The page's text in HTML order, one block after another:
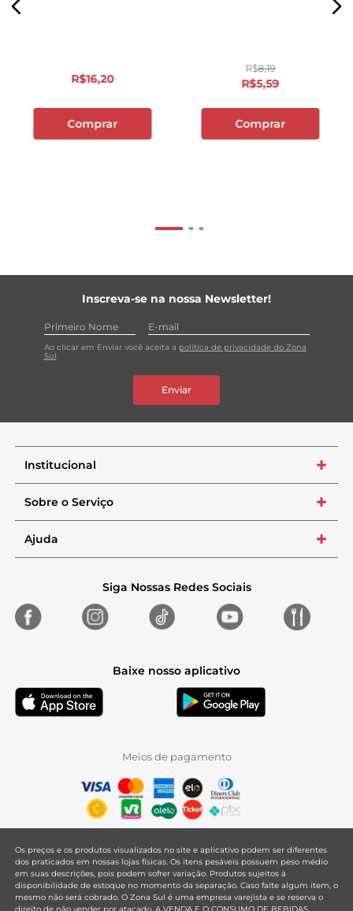
R$16,20
Comprar
R$8,19
R$5,59
Comprar
Inscreva-se na nossa Newsletter!
Ao clicar em Enviar você aceita a política de privacidade do Zona
Sul
Enviar
Institucional +
Sobre o Serviço +
Ajuda +
Siga Nossas Redes Sociais
Baixe nosso aplicativo
Meios de pagamento
Os preços e os produtos visualizados no site e aplicativo podem ser diferentes
dos praticados em nossas lojas físicas. Os itens pesáveis possuem peso médio
em suas descrições, pois podem sofrer variação. Produtos sujeitos à
disponibilidade de estoque no momento da separação. Caso falte algum item, o
mesmo não será cobrado. O Zona Sul é uma empresa varejista e se reserva o